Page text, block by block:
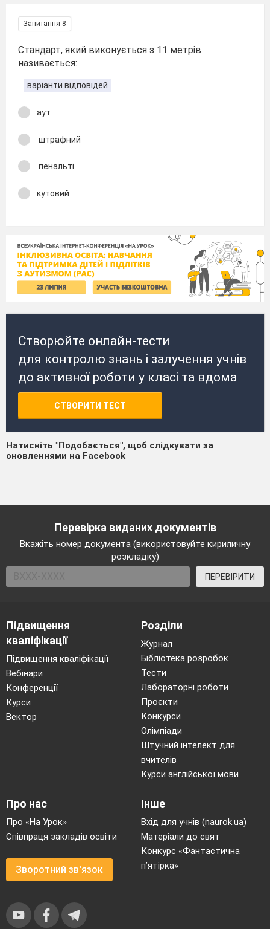
Запитання 8
Стандарт, який виконується з 11 метрів
називається:
варіанти відповідей
аут
штрафний
пенальті
кутовий
Створюйте онлайн-тести
для контролю знань і залучення учнів
до активної роботи у класі та вдома
СТВОРИТИ ТЕСТ
Натисніть "Подобається", щоб слідкувати за
оновленнями на Facebook
Перевірка виданих документів
Вкажіть номер документа (використовуйте кириличну
розкладку)
ПЕРЕВІРИТИ
Підвищення
кваліфікації
Підвищення кваліфікації
Вебінари
Конференції
Курси
Вектор
Розділи
Журнал
Бібліотека розробок
Тести
Лабораторні роботи
Проєкти
Конкурси
Олімпіади
Штучний інтелект для
вчителів
Курси англійської мови
Про нас
Про «На Урок»
Співпраця закладів освіти
Зворотний зв'язок
Інше
Вхід для учнів (naurok.ua)
Матеріали до свят
Конкурс «Фантастична
п’ятірка»